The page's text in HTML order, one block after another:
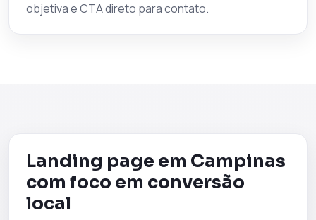
objetiva e CTA direto para contato.
Landing page em Campinas
com foco em conversão
local